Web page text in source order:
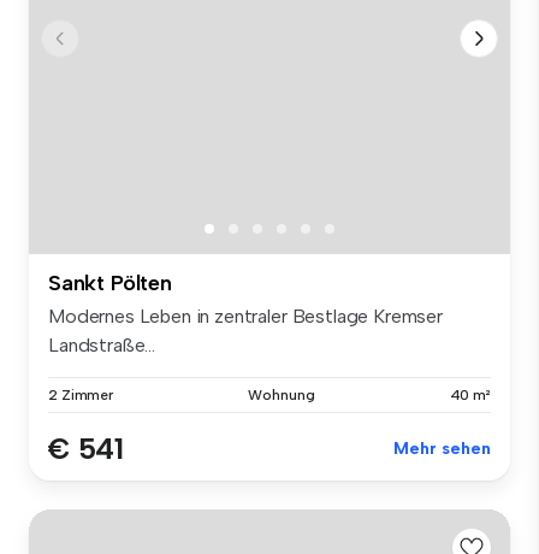
Sankt Pölten
Modernes Leben in zentraler Bestlage Kremser
Landstraße...
2 Zimmer Wohnung 40 m²
€ 541 Mehr sehen